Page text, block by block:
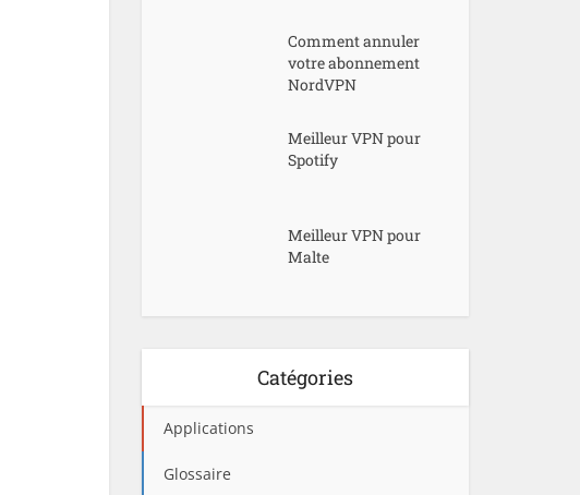
Comment annuler
votre abonnement
NordVPN
Meilleur VPN pour
Spotify
Meilleur VPN pour
Malte
Catégories
Applications
Glossaire